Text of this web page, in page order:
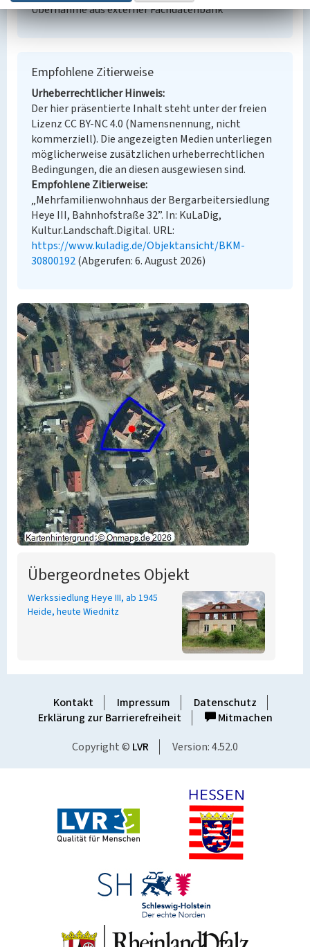
Übernahme aus externer Fachdatenbank
Empfohlene Zitierweise
Urheberrechtlicher Hinweis
Der hier präsentierte Inhalt steht unter der freien
Lizenz CC BY-NC 4.0 (Namensnennung, nicht
kommerziell). Die angezeigten Medien unterliegen
möglicherweise zusätzlichen urheberrechtlichen
Bedingungen, die an diesen ausgewiesen sind.
Empfohlene Zitierweise
„Mehrfamilienwohnhaus der Bergarbeitersiedlung
Heye III, Bahnhofstraße 32”. In: KuLaDig,
Kultur.Landschaft.Digital. URL:
https://www.kuladig.de/Objektansicht/BKM-
30800192(Abgerufen: 6. August 2026)
Übergeordnetes Objekt
Werkssiedlung Heye III, ab 1945
Heide, heute Wiednitz
Kontakt Impressum
Datenschutz
Erklärung zur Barrierefreiheit
Mitmachen
Copyright © LVR Version: 4.52.0